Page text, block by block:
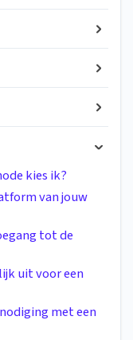
kies ik?
van jouw
tot de
uit voor een
met een